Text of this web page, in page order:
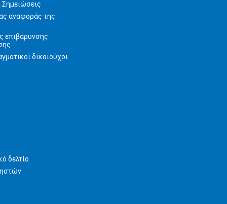
Σημειώσεις
αναφοράς της
επιβάρυνσης
δικαιούχοι
δελτίο